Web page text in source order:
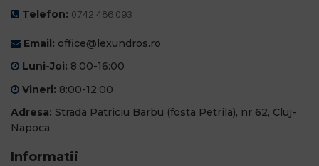
Telefon: 0742 486 093
Email: office@lexundros.ro
Luni-Joi: 8:00-16:00
Vineri: 8:00-12:00
Adresa: Strada Patriciu Barbu (fosta Petrila), nr 62, Cluj-
Napoca
Informatii